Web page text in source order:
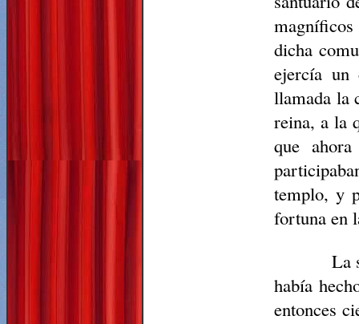
magníficos
dicha
ejercía un
llamada la
reina, a la
que
templo, y
fortuna en
La
había
entonces